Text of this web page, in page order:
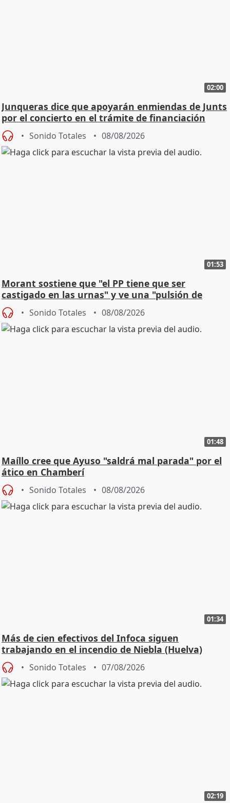
02:00
Junqueras dice que apoyarán enmiendas de Junts
por el concierto en el trámite de financiación
Sonido Totales 08/08/2026
01:53
Morant sostiene que "el PP tiene que ser
castigado en las urnas" y ve una "pulsión de
cambio"
Sonido Totales 08/08/2026
01:48
Maíllo cree que Ayuso "saldrá mal parada" por el
ático en Chamberí
Sonido Totales 08/08/2026
01:34
Más de cien efectivos del Infoca siguen
trabajando en el incendio de Niebla (Huelva)
Sonido Totales 07/08/2026
02:19